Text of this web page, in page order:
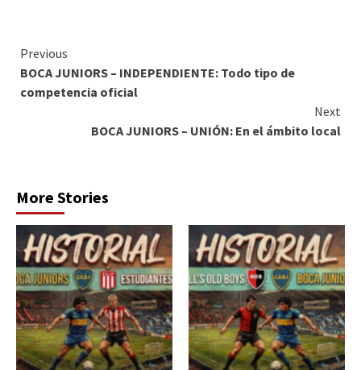
Continue
Reading
Previous
BOCA JUNIORS – INDEPENDIENTE: Todo tipo de
competencia oficial
Next
BOCA JUNIORS – UNIÓN: En el ámbito local
More Stories